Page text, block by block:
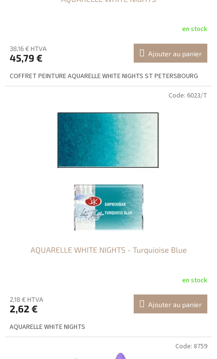
en stock
38,16 € HTVA
45,79 € Ajouter au panier
COFFRET PEINTURE AQUARELLE WHITE NIGHTS ST PETERSBOURG
AQUARELLE WHITE NIGHTS - Turquioise Blue
en stock
2,18 € HTVA
2,62 € Ajouter au panier
AQUARELLE WHITE NIGHTS
Code: 6023/T
Code: 8759